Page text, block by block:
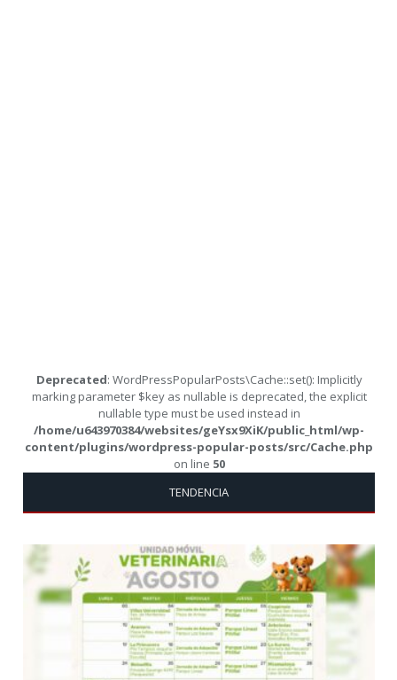
Deprecated: WordPressPopularPosts\Cache::set(): Implicitly
marking parameter $key as nullable is deprecated, the explicit
nullable type must be used instead in
/home/u643970384/websites/geYsx9XiK/public_html/wp-
content/plugins/wordpress-popular-posts/src/Cache.php
on line 50
TENDENCIA